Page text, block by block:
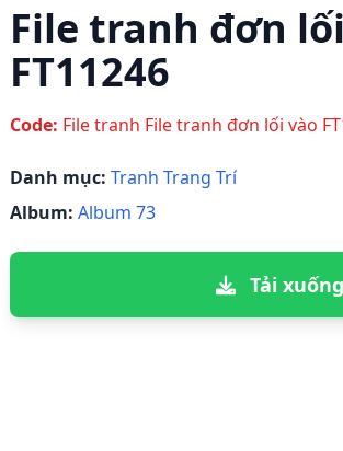
File tranh đơn
FT11246
Code: File tranh File tranh đơn lối vào
Danh mục: Tranh Trang Trí
Album: Album 73
Tải